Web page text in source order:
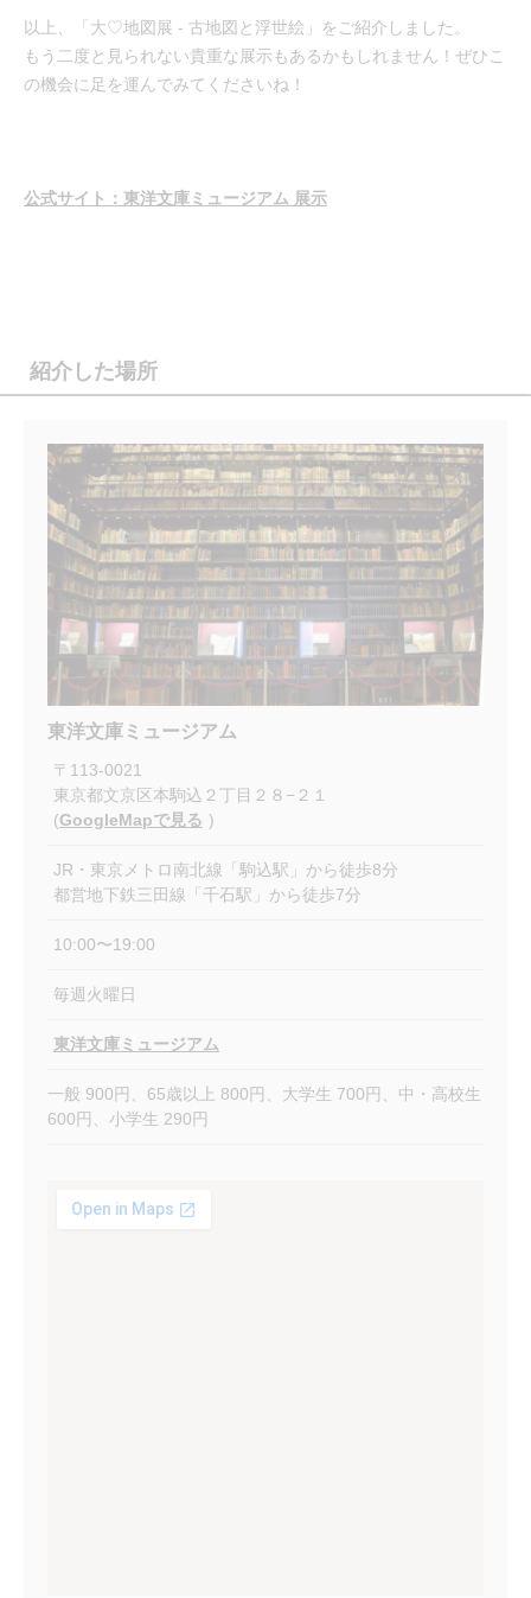
以上、「大♡地図展 - 古地図と浮世絵」をご紹介しました。
もう二度と見られない貴重な展示もあるかもしれません！ぜひこ
の機会に足を運んでみてくださいね！
公式サイト：東洋文庫ミュージアム 展示
紹介した場所
東洋文庫ミュージアム
〒 113-0021
東京都文京区本駒込２丁目２８−２１
(GoogleMapで見る )
JR・東京メトロ南北線「駒込駅」から徒歩8分
都営地下鉄三田線「千石駅」から徒歩7分
10:00〜19:00
毎週火曜日
東洋文庫ミュージアム
一般 900円、65歳以上 800円、大学生 700円、中・高校生
600円、小学生 290円